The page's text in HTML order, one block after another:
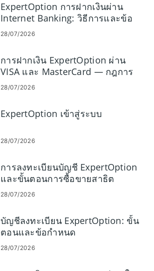
ExpertOption การฝากเงินผ่าน
Internet Banking: วิธีการและข้อ
จำกัด
28/07/2026
การฝากเงิน ExpertOption ผ่าน
VISA และ MasterCard — กฎการ
ระดมทุนของบัตร
28/07/2026
ExpertOption เข้าสู่ระบบ
28/07/2026
การลงทะเบียนบัญชี ExpertOption
และขั้นตอนการซื้อขายสาธิต
28/07/2026
บัญชีลงทะเบียน ExpertOption: ขั้น
ตอนและข้อกำหนด
28/07/2026